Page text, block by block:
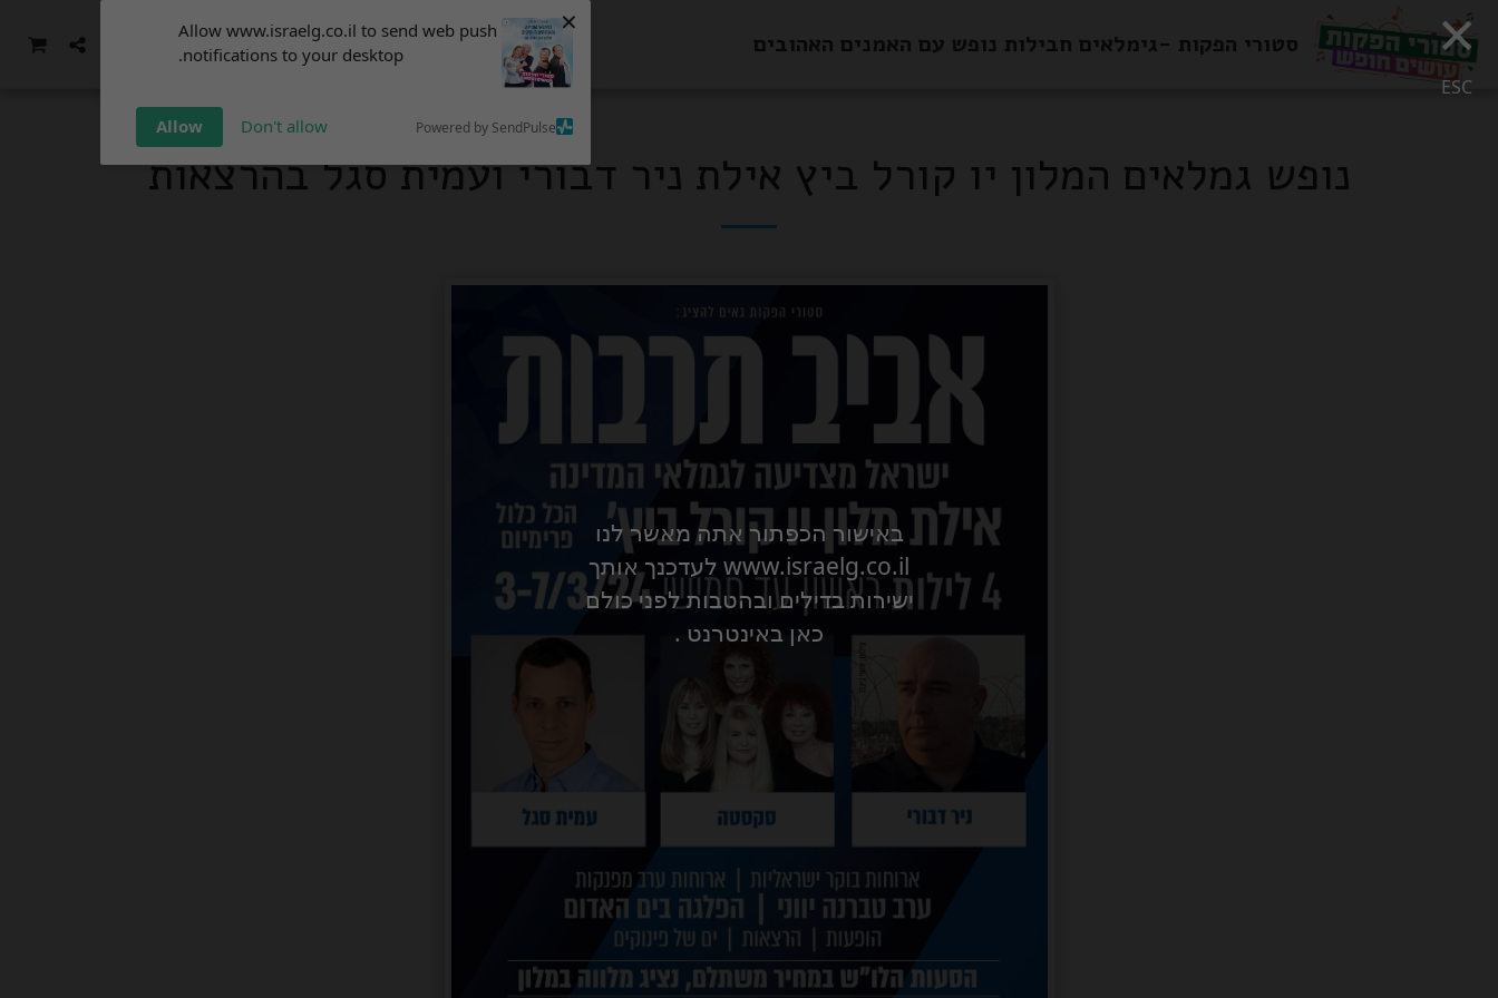
Allow www.israelg.co.il to send web push
notifications to your desktop.
Powered by SendPulse
Don't allow
Allow
× ×
ESC
באישור הכפתור אתה מאשר לנו
www.israelg.co.il לעדכנך אותך
ישירות בדילים ובהטבות לפני כולם
כאן באינטרנט .
notifications!
To enable permission prompts, click
סטורי הפקות -גימלאים חבילות נופש עם האמנים האהובים בית אודות פרטי הסעות עוד
נופש גמלאים המלון יו קורל ביץ אילת ניר דבורי ועמית סגל בהרצאות